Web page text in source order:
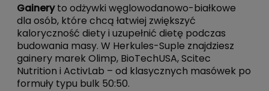
Gaineryto odżywki węglowodanowo-białkowe
dla osób, które chcą łatwiej zwiększyć
kaloryczność diety i uzupełnić dietę podczas
budowania masy. W Herkules-Suple znajdziesz
gainery marek Olimp, BioTechUSA, Scitec
Nutrition i ActivLab – od klasycznych masówek po
formuły typu bulk 50:50.